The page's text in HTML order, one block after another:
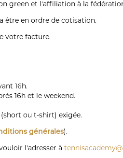
green et l'affiliation à la
être en ordre de cotisation.
votre facture.
16h.
16h et le weekend.
ou t-shirt) exigée.
générales).
l'adresser à